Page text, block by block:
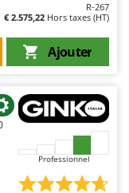
R-267
€ 2.575,22 Hors taxes (HT)
Ajouter
Professionnel